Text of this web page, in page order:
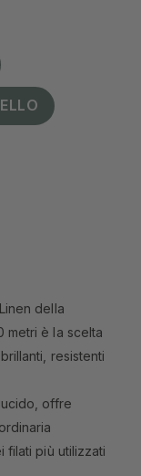
della
metri è la scelta
resistenti
offre
filati più utilizzati